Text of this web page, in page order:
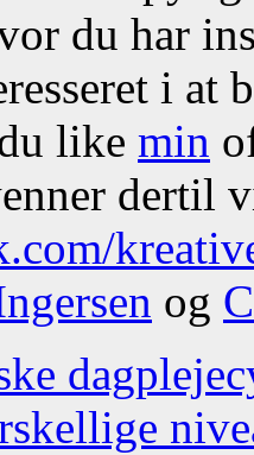
du har
i at
like min
dertil
og